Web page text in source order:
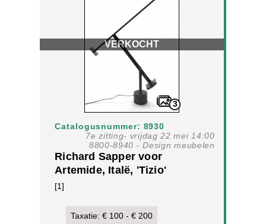
VERKOCHT
3
Catalogusnummer: 8930
7e zitting- vrijdag 22 mei 14:00
8800-8940 - Design meubelen
Richard Sapper voor
Artemide, Italë, 'Tizio'
bureaulamp, ontwerp 1972
[1]
Taxatie: € 100 - € 200